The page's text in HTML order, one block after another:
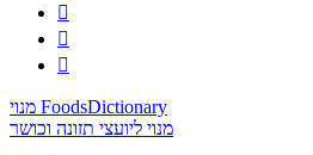



מנוי FoodsDictionary
מנוי ליועצי תזונה וכושר